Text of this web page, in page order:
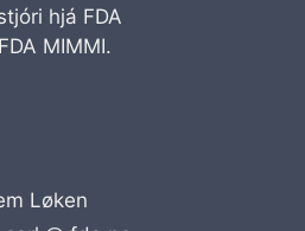
hjá FDA
MIMMI.
Løken